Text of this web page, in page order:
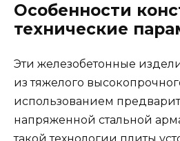
Особенности
технические
Эти железобетонные
из тяжелого
использованием
напряженной стальной